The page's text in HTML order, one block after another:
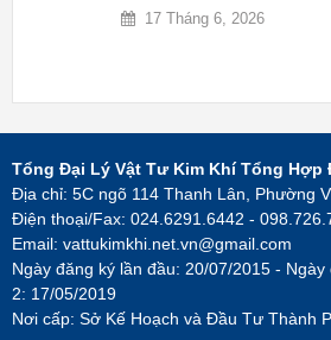
17 Tháng 6, 2026
Tổng Đại Lý Vật Tư Kim Khí Tổng Hợp
Địa chỉ: 5C ngõ 114 Thanh Lân, Phường
Điện thoại/Fax: 024.6291.6442 -
Email: vattukimkhi.net.vn@gmail.com
Ngày đăng ký lần đầu: 20/07/2015 -
2: 17/05/2019
Nơi cấp: Sở Kế Hoạch và Đầu Tư Thành